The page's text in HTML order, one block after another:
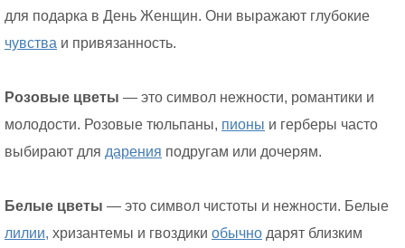
для подарка в День Женщин. Они выражают глубокие
чувства и привязанность.
Розовые цветы — это символ нежности, романтики и
молодости. Розовые тюльпаны, пионы и герберы часто
выбирают для дарения подругам или дочерям.
Белые цветы — это символ чистоты и нежности. Белые
лилии, хризантемы и гвоздики обычно дарят близким